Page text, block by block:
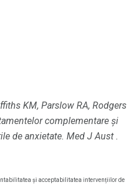
KM, Parslow RA, Rodgers
complementare și
de anxietate. Med J Aust .
și acceptabilitatea intervențiilor de